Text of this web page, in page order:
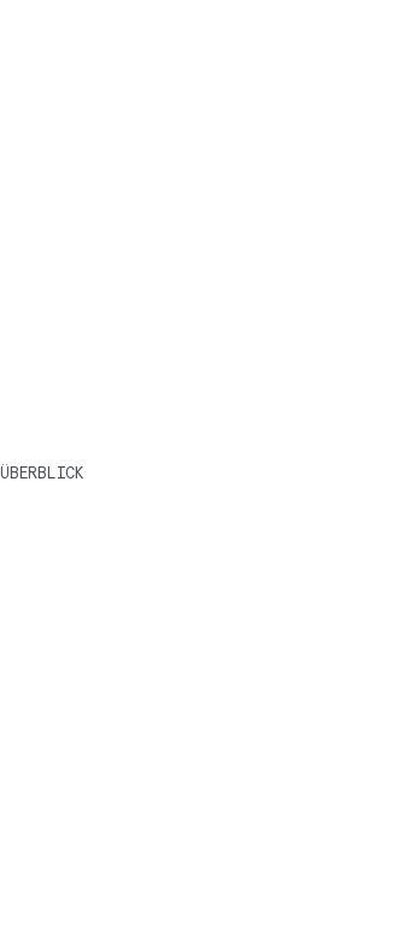
ÜBERBLICK